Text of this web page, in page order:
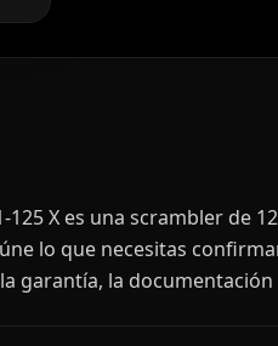
125 X es una scrambler de
lo que necesitas
garantía, la